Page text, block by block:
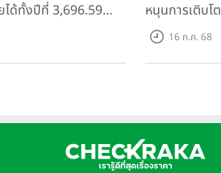
ได้ทั้งปีที่ 3,696.59
สุทธิ 588.04 ล้านบาท
หนุนการเติบโ
เปิดตัวโครงกา
16 ก.ค. 68